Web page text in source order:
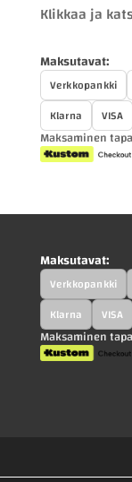
Klikkaa ja
Maksutavat:
Verkkopankki
Klarna
VISA
Maksaminen
Maksutavat:
Verkkopankki
Klarna
VISA
Maksaminen